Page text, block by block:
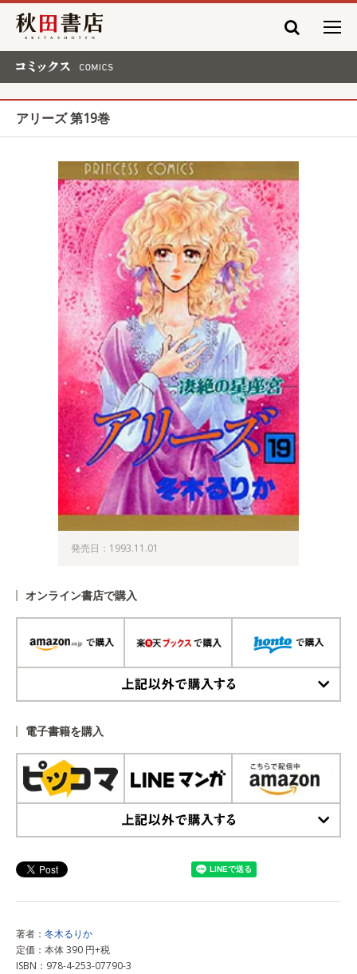
秋田書店
アリーズ 第19巻
発売日：1993.11.01
オンライン書店で購入
電子書籍を購入
著者： 冬木るりか
定価：本体 390 円+税
ISBN：978-4-253-07790-3